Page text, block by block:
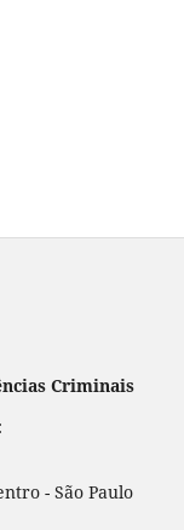
Criminais
- São Paulo